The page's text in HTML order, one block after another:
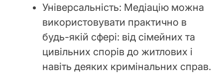
Універсальність: Медіацію можна
використовувати практично в
будь-якій сфері: від сімейних та
цивільних спорів до житлових і
навіть деяких кримінальних справ.